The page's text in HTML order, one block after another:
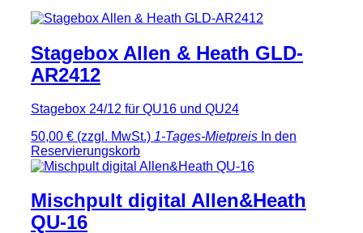
Stagebox Allen & Heath GLD-
AR2412
Stagebox 24/12 für QU16 und QU24
50,00 € (zzgl. MwSt.) 1-Tages-Mietpreis In den
Reservierungskorb
Mischpult digital Allen&Heath
QU-16